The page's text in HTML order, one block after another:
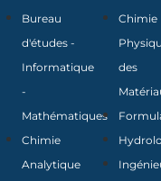
Bureau
d'études -
Informatique
-
Mathématiques
Chimie
Analytique
Chimie
des